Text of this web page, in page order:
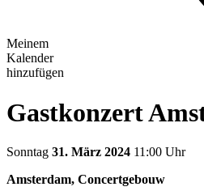
Meinem
Kalender
hinzufügen
Gastkonzert
Sonntag 31. März 2024 11:00 Uhr
Amsterdam, Concertgebouw